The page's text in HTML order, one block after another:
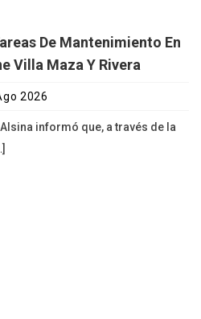
De Mantenimiento En
Villa Maza Y Rivera
2026
informó que, a través de la